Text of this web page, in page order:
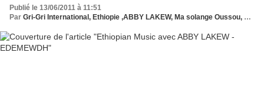
Publié le 13/06/2011 à 11:51
Par Gri-Gri International, Ethiopie ,ABBY LAKEW, Ma solange Oussou, Protche,